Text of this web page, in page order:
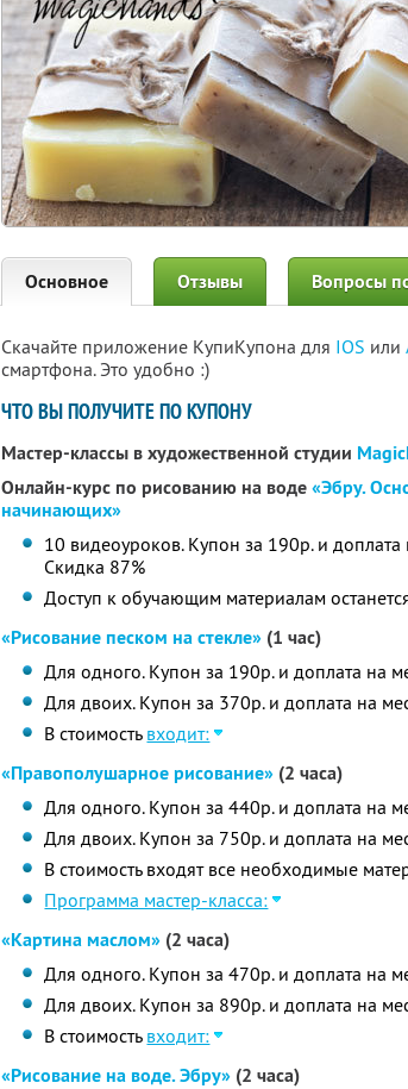
Основное Отзывы Вопросы
Скачайте приложение КупиКупона для IOS или
смартфона. Это удобно :)
ЧТО ВЫ ПОЛУЧИТЕ ПО КУПОНУ
Мастер-классы в художественной студии
Онлайн-курс по рисованию на воде«Эбру.
начинающих»
10 видеоуроков. Купон за 190р. и
Скидка 87%
Доступ к обучающим материалам
«Рисование песком на стекле» (1 час)
Для одного. Купон за 190р. и доплата на
Для двоих. Купон за 370р. и доплата на
В стоимость входит:
«Правополушарное рисование» (2 часа)
Для одного. Купон за 440р. и доплата на
Для двоих. Купон за 750р. и доплата на
В стоимость входят все необходимые
Программа мастер-класса:
«Картина маслом» (2 часа)
Для одного. Купон за 470р. и доплата на
Для двоих. Купон за 890р. и доплата на
В стоимость входит:
«Рисование на воде. Эбру» (2 часа)